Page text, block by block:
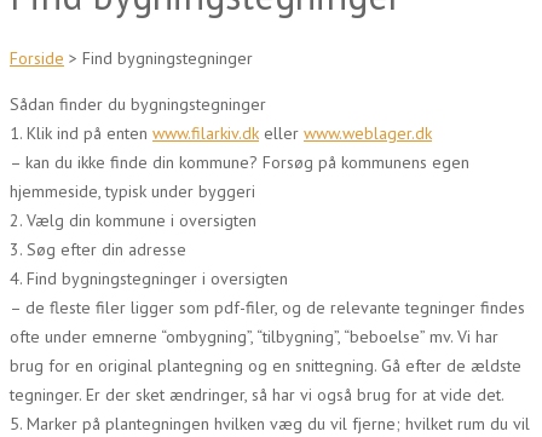
Forside > Find bygningstegninger
Sådan finder du bygningstegninger
1. Klik ind på enten www.filarkiv.dk eller www.weblager.dk
– kan du ikke finde din kommune? Forsøg på kommunens egen
hjemmeside, typisk under byggeri
2. Vælg din kommune i oversigten
3. Søg efter din adresse
4. Find bygningstegninger i oversigten
– de fleste filer ligger som pdf-filer, og de relevante tegninger findes
ofte under emnerne “ombygning”, “tilbygning”, “beboelse” mv. Vi har
brug for en original plantegning og en snittegning. Gå efter de ældste
tegninger. Er der sket ændringer, så har vi også brug for at vide det.
5. Marker på plantegningen hvilken væg du vil fjerne; hvilket rum du vil